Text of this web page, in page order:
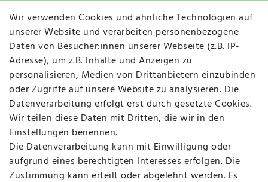
Widerruf
Vertrag widerrufen Kontakt
MAPALI VOR ORT
Herzogstraße 10
47533 Kleve
Wir verwenden Cookies und ähnliche Technologien auf
unserer Website und verarbeiten personenbezogene
Daten von Besucher:innen unserer Webseite (z.B. IP-
Adresse), um z.B. Inhalte und Anzeigen zu
personalisieren, Medien von Drittanbietern einzubinden
oder Zugriffe auf unsere Website zu analysieren. Die
Datenverarbeitung erfolgt erst durch gesetzte Cookies.
Wir teilen diese Daten mit Dritten, die wir in den
Einstellungen benennen.
Die Datenverarbeitung kann mit Einwilligung oder
aufgrund eines berechtigten Interesses erfolgen. Die
Zustimmung kann erteilt oder abgelehnt werden. Es